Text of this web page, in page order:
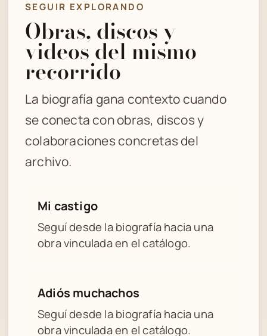
SEGUIR EXPLORANDO
Obras, discos y
videos del mismo
recorrido
La biografía gana contexto cuando
se conecta con obras, discos y
colaboraciones concretas del
archivo.
Mi castigo
Seguí desde la biografía hacia una
obra vinculada en el catálogo.
Adiós muchachos
Seguí desde la biografía hacia una
obra vinculada en el catálogo.